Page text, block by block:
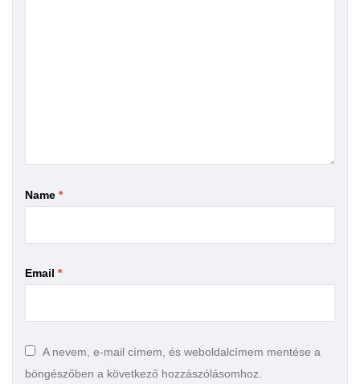
Name *
Email *
A nevem, e-mail címem, és weboldalcímem mentése a
böngészőben a következő hozzászólásomhoz.